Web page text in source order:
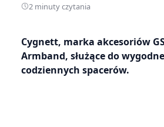
2 minuty czytania
Cygnett, marka akcesoriów
Armband, służące do
codziennych spacerów.